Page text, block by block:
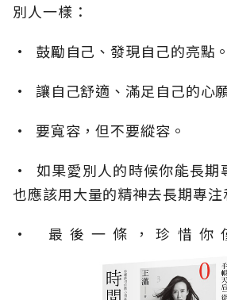
別人一樣：
• 鼓勵自己、發現自己的亮點。
• 讓自己舒適、滿足自己的心
• 要寬容，但不要縱容。
• 如果愛別人的時候你能長期
也應該用大量的精神去長期專注
• 最後一條，珍惜你